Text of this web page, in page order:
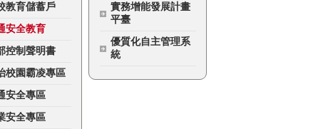
教育儲蓄戶
安全教育
控制聲明書
校園霸凌專區
安全專區
安全專區
實務增能發展計畫
平臺
優質化自主管理系
統